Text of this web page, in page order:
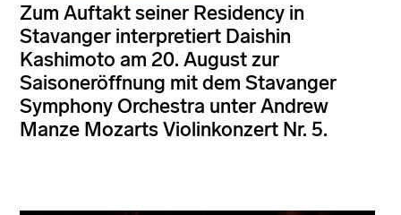
Zum Auftakt seiner Residency in
Stavanger interpretiert Daishin
Kashimoto am 20. August zur
Saisoneröffnung mit dem Stavanger
Symphony Orchestra unter Andrew
Manze Mozarts Violinkonzert Nr. 5.